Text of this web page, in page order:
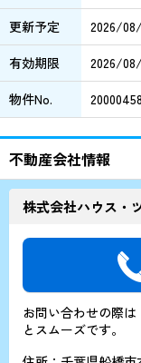
更新予定
2026/
有効期限
2026/
物件No.
不動産会社情報
株式会社ハウス・
お問い合わせの際
とスムーズです。